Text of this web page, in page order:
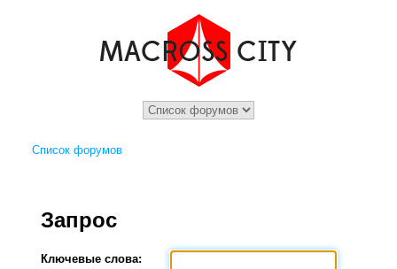
Список форумов
Запрос
Ключевые слова: